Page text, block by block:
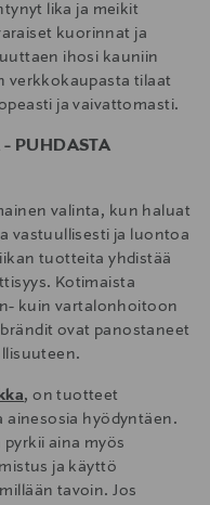
lika ja meikit
kuorinnat ja
ihosi kauniin
verkkokaupasta tilaat
ja vaivattomasti.
PUHDASTA
valinta, kun haluat
vastuullisesti ja luontoa
tuotteita yhdistää
Kotimaista
kuin vartalonhoitoon
ovat panostaneet
, on tuotteet
hyödyntäen.
aina myös
ja käyttö
tavoin. Jos